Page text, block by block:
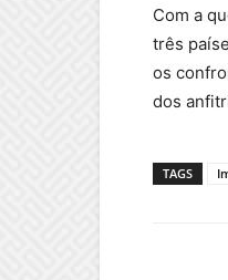
Com a
três
os
dos
TAGS